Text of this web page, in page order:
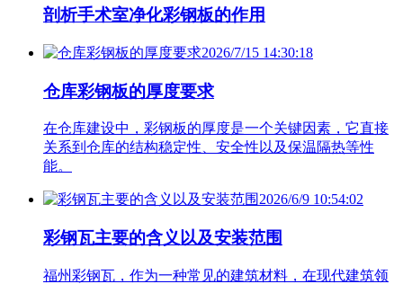
剖析手术室净化彩钢板的作用
2026/7/15 14:30:18
仓库彩钢板的厚度要求
在仓库建设中，彩钢板的厚度是一个关键因素，它直接
关系到仓库的结构稳定性、安全性以及保温隔热等性
能。
2026/6/9 10:54:02
彩钢瓦主要的含义以及安装范围
福州彩钢瓦，作为一种常见的建筑材料，在现代建筑领